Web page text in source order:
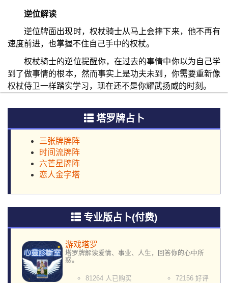
逆位解读
逆位牌面出现时，权杖骑士从马上会摔下来，他不再有
速度前进，也掌握不住自己手中的权杖。
权杖骑士的逆位提醒你，在过去的事情中你以为自己学
到了做事情的根本，然而事实上是功夫未到，你需要重新像
权杖侍卫一样踏实学习，现在还不是你耀武扬威的时刻。
塔罗牌占卜
三张牌牌阵
时间流牌阵
六芒星牌阵
恋人金字塔
专业版占卜(付费)
游戏塔罗
塔罗牌解读爱情、事业、人生，回答你的心中所
惑。
81264 人已购买 72156 好评